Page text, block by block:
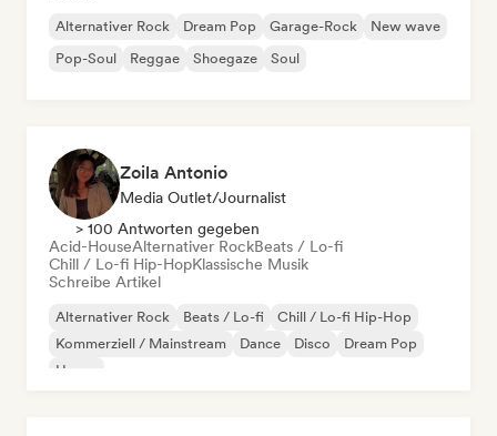
Alternativer Rock Dream Pop Garage-Rock
New wave
Pop-Soul
Reggae Shoegaze Soul
Zoila Antonio
Media Outlet/Journalist
> 100 Antworten gegeben
Acid-HouseAlternativer RockBeats / Lo-fi
Chill / Lo-fi Hip-HopKlassische Musik
Schreibe Artikel
Alternativer Rock Beats / Lo-fi
Chill / Lo-fi Hip-Hop
Kommerziell / Mainstream
Dance Disco
Dream Pop
House